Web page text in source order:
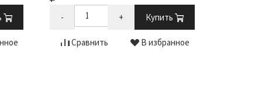
- + Купить
Сравнить В избранное